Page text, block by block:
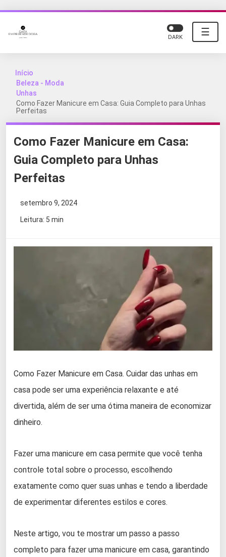
☰
DARK
Início
Beleza - Moda
Unhas
Como Fazer Manicure em Casa: Guia Completo para Unhas
Perfeitas
Como Fazer Manicure em Casa:
Guia Completo para Unhas
Perfeitas
setembro 9, 2024
Leitura: 5 min
Como Fazer Manicure em Casa. Cuidar das unhas em
casa pode ser uma experiência relaxante e até
divertida, além de ser uma ótima maneira de economizar
dinheiro.
Fazer uma manicure em casa permite que você tenha
controle total sobre o processo, escolhendo
exatamente como quer suas unhas e tendo a liberdade
de experimentar diferentes estilos e cores.
Neste artigo, vou te mostrar um passo a passo
completo para fazer uma manicure em casa, garantindo